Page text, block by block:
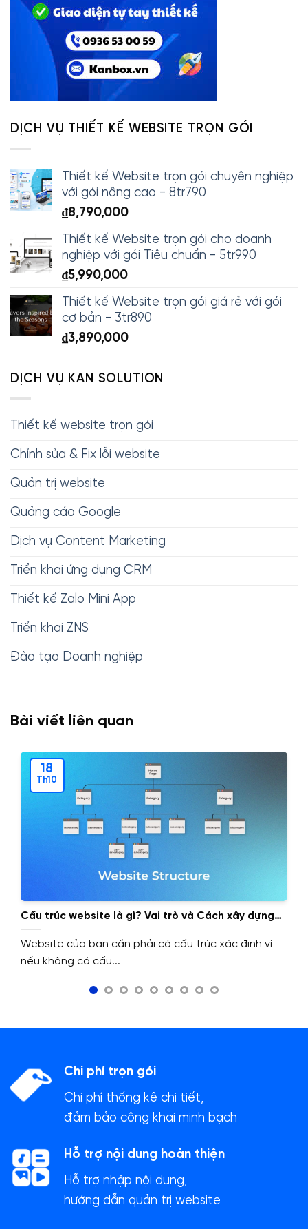
DỊCH VỤ THIẾT KẾ WEBSITE TRỌN GÓI
Thiết kế Website trọn gói chuyên nghiệp
với gói nâng cao - 8tr790
₫8,790,000
Thiết kế Website trọn gói cho doanh
nghiệp với gói Tiêu chuẩn - 5tr990
₫5,990,000
Thiết kế Website trọn gói giá rẻ với gói
cơ bản - 3tr890
₫3,890,000
DỊCH VỤ KAN SOLUTION
Thiết kế website trọn gói
Chỉnh sửa & Fix lỗi website
Quản trị website
Quảng cáo Google
Dịch vụ Content Marketing
Triển khai ứng dụng CRM
Thiết kế Zalo Mini App
Triển khai ZNS
Đào tạo Doanh nghiệp
Bài viết liên quan
Cấu trúc website là gì? Vai trò và Cách xây dựng
cấu trúc website.
Website của bạn cần phải có cấu trúc xác định vì
nếu không có cấu...
18
Th10
Chi phí trọn gói
Chi phí thống kê chi tiết,
đảm bảo công khai minh bạch
Hỗ trợ nội dung hoàn thiện
Hỗ trợ nhập nội dung,
hướng dẫn quản trị website